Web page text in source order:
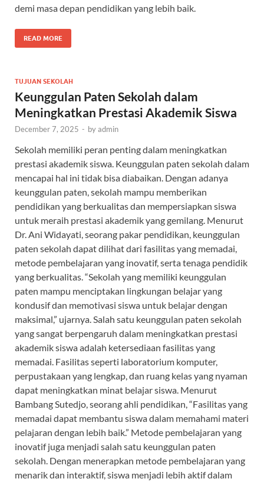
demi masa depan pendidikan yang lebih baik.
READ MORE
TUJUAN SEKOLAH
Keunggulan Paten Sekolah dalam
Meningkatkan Prestasi Akademik Siswa
December 7, 2025 - byadmin
Sekolah memiliki peran penting dalam meningkatkan
prestasi akademik siswa. Keunggulan paten sekolah dalam
mencapai hal ini tidak bisa diabaikan. Dengan adanya
keunggulan paten, sekolah mampu memberikan
pendidikan yang berkualitas dan mempersiapkan siswa
untuk meraih prestasi akademik yang gemilang. Menurut
Dr. Ani Widayati, seorang pakar pendidikan, keunggulan
paten sekolah dapat dilihat dari fasilitas yang memadai,
metode pembelajaran yang inovatif, serta tenaga pendidik
yang berkualitas. “Sekolah yang memiliki keunggulan
paten mampu menciptakan lingkungan belajar yang
kondusif dan memotivasi siswa untuk belajar dengan
maksimal,” ujarnya. Salah satu keunggulan paten sekolah
yang sangat berpengaruh dalam meningkatkan prestasi
akademik siswa adalah ketersediaan fasilitas yang
memadai. Fasilitas seperti laboratorium komputer,
perpustakaan yang lengkap, dan ruang kelas yang nyaman
dapat meningkatkan minat belajar siswa. Menurut
Bambang Sutedjo, seorang ahli pendidikan, “Fasilitas yang
memadai dapat membantu siswa dalam memahami materi
pelajaran dengan lebih baik.” Metode pembelajaran yang
inovatif juga menjadi salah satu keunggulan paten
sekolah. Dengan menerapkan metode pembelajaran yang
menarik dan interaktif, siswa menjadi lebih aktif dalam